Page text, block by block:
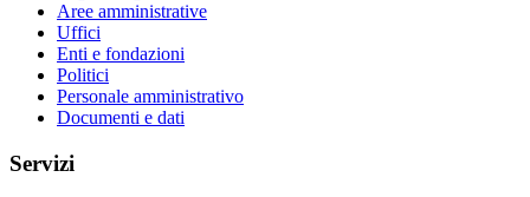
Aree amministrative
Uffici
Enti e fondazioni
Politici
Personale amministrativo
Documenti e dati
Servizi